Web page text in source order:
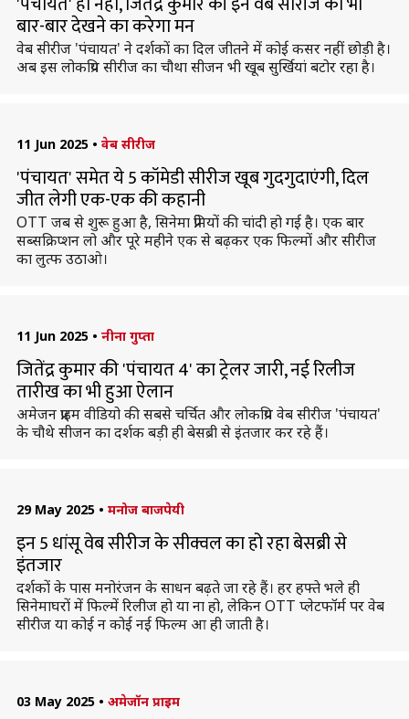
बार-बार देखने का करेगा मन
वेब सीरीज 'पंचायत' ने दर्शकों का दिल जीतने में कोई कसर नहीं छोड़ी है।
अब इस लोकप्रिय सीरीज का चौथा सीजन भी खूब सुर्खियां बटोर रहा है।
11 Jun 2025 • वेब सीरीज
'पंचायत' समेत ये 5 कॉमेडी सीरीज खूब गुदगुदाएंगी, दिल
जीत लेगी एक-एक की कहानी
OTT जब से शुरू हुआ है, सिनेमा प्रेमियों की चांदी हो गई है। एक बार
सब्सक्रिप्शन लो और पूरे महीने एक से बढ़कर एक फिल्मों और सीरीज
का लुत्फ उठाओ।
11 Jun 2025 • नीना गुप्ता
जितेंद्र कुमार की 'पंचायत 4' का ट्रेलर जारी, नई रिलीज
तारीख का भी हुआ ऐलान
अमेजन प्राइम वीडियो की सबसे चर्चित और लोकप्रिय वेब सीरीज 'पंचायत'
के चौथे सीजन का दर्शक बड़ी ही बेसब्री से इंतजार कर रहे हैं।
29 May 2025 • मनोज बाजपेयी
इन 5 धांसू वेब सीरीज के सीक्वल का हो रहा बेसब्री से
इंतजार
दर्शकों के पास मनोरंजन के साधन बढ़ते जा रहे हैं। हर हफ्ते भले ही
सिनेमाघरों में फिल्में रिलीज हो या ना हो, लेकिन OTT प्लेटफॉर्म पर वेब
सीरीज या कोई न कोई नई फिल्म आ ही जाती है।
03 May 2025 • अमेजॉन प्राइम